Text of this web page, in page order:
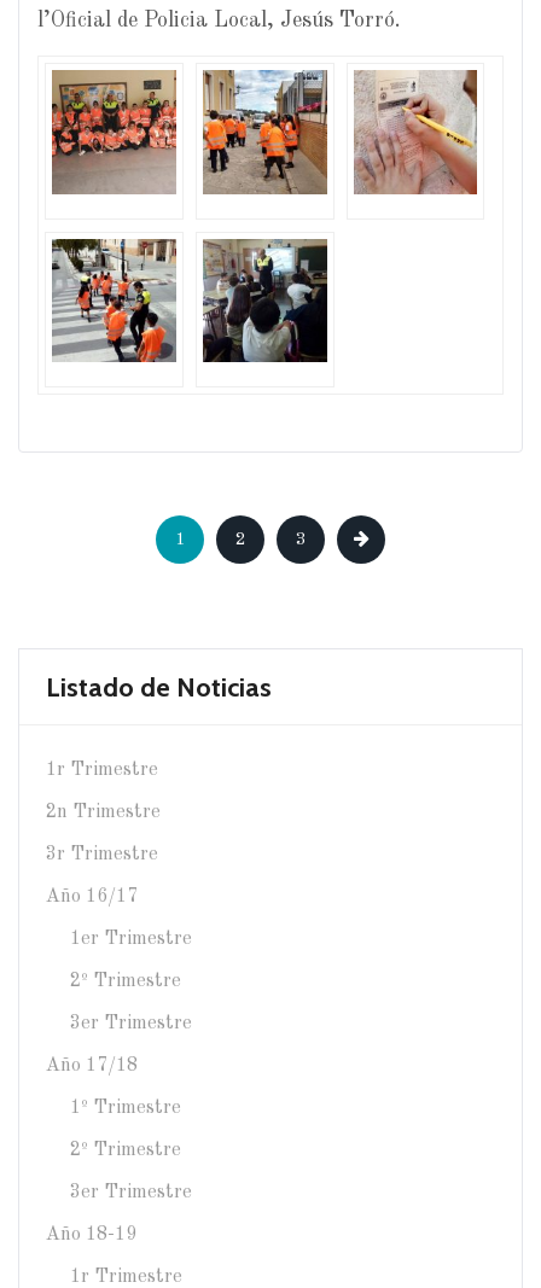
l’Oficial de Policia Local, Jesús Torró.
1 2 3
Listado de Noticias
1r Trimestre
2n Trimestre
3r Trimestre
Año 16/17
1er Trimestre
2º Trimestre
3er Trimestre
Año 17/18
1º Trimestre
2º Trimestre
3er Trimestre
Año 18-19
1r Trimestre